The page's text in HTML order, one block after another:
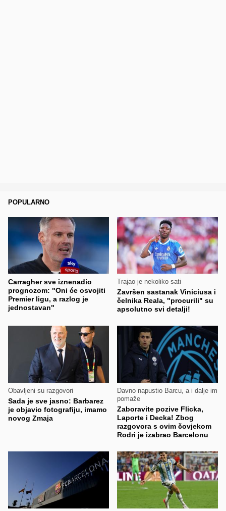
POPULARNO
Carragher sve iznenadio
prognozom: "Oni će osvojiti
Premier ligu, a razlog je
jednostavan"
Trajao je nekoliko sati
Završen sastanak Viniciusa i
čelnika Reala, "procurili" su
apsolutno svi detalji!
Obavljeni su razgovori
Sada je sve jasno: Barbarez
je objavio fotografiju, imamo
novog Zmaja
Davno napustio Barcu, a i dalje im
pomaže
Zaboravite pozive Flicka,
Laporte i Decka! Zbog
razgovora s ovim čovjekom
Rodri je izabrao Barcelonu